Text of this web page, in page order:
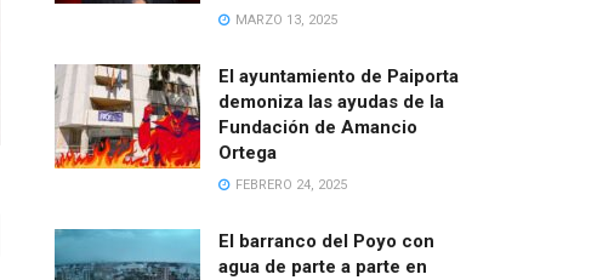
MARZO 13, 2025
El ayuntamiento de Paiporta
demoniza las ayudas de la
Fundación de Amancio
Ortega
FEBRERO 24, 2025
El barranco del Poyo con
agua de parte a parte en